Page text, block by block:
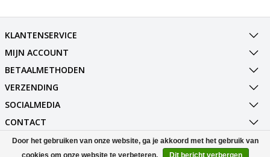
KLANTENSERVICE
MIJN ACCOUNT
BETAALMETHODEN
VERZENDING
SOCIALMEDIA
CONTACT
© Copyright 2026 Best Deals Online BV Powered byLightspeed
Door het gebruiken van onze website, ga je akkoord met het gebruik van
cookies om onze website te verbeteren.
Dit bericht verbergen